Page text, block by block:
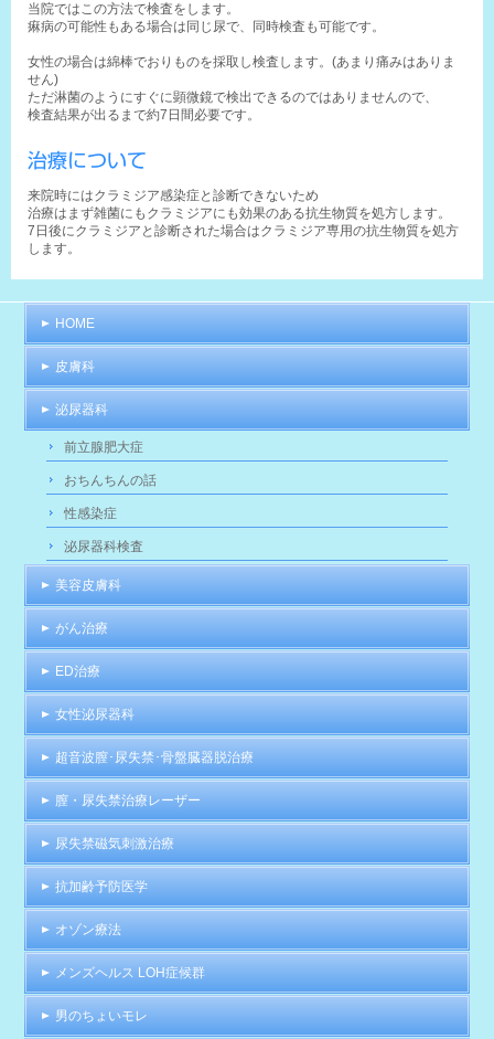
当院ではこの方法で検査をします。
痳病の可能性もある場合は同じ尿で、同時検査も可能です。
女性の場合は綿棒でおりものを採取し検査します。(あまり痛みはありま
せん)
ただ淋菌のようにすぐに顕微鏡で検出できるのではありませんので、
検査結果が出るまで約7日間必要です。
治療について
来院時にはクラミジア感染症と診断できないため
治療はまず雑菌にもクラミジアにも効果のある抗生物質を処方します。
7日後にクラミジアと診断された場合はクラミジア専用の抗生物質を処方
します。
HOME
皮膚科
泌尿器科
前立腺肥大症
おちんちんの話
性感染症
泌尿器科検査
美容皮膚科
がん治療
ED治療
女性泌尿器科
超音波膣･尿失禁･骨盤臓器脱治療
膣・尿失禁治療レーザー
尿失禁磁気刺激治療
抗加齢予防医学
オゾン療法
メンズヘルス LOH症候群
男のちょいモレ